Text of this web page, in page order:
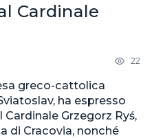
Cardinale
22
greco-cattolica
ha espresso
Grzegorz Ryś,
di Cracovia, nonché